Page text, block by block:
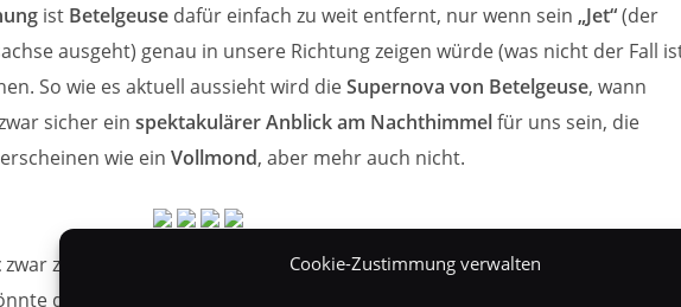
Cookie-Zustimmung verwalten
ist Betelgeuse dafür einfach zu weit entfernt, nur wenn sein „Jet“(der
ausgeht) genau in unsere Richtung zeigen würde (was nicht der Fall
So wie es aktuell aussieht wird dieSupernova von Betelgeuse, wann
sicher ein spektakulärer Anblick am Nachthimmelfür uns sein, die
erscheinen wie ein Vollmond, aber mehr auch nicht.
zwar zunächst deutlich ansteigenund dann erst fallen, wenn sich eine
dies theoretisch bei